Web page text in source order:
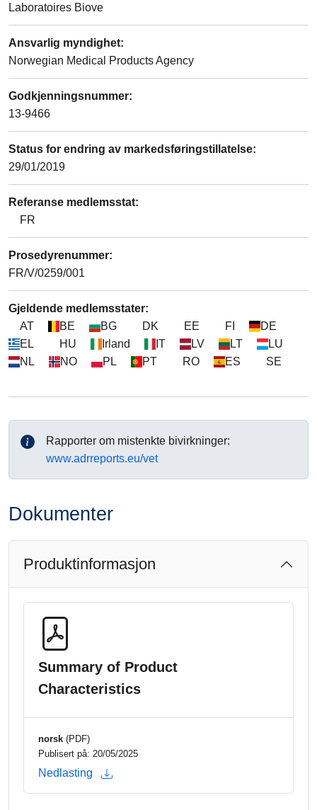
Laboratoires Biove
Ansvarlig myndighet:
Norwegian Medical Products Agency
Godkjenningsnummer:
13-9466
Status for endring av markedsføringstillatelse:
29/01/2019
Referanse medlemsstat:
FR
Prosedyrenummer:
FR/V/0259/001
Gjeldende medlemsstater:
AT
BE BG DK EE FI
DE
EL
HU Irland IT LV LT
LU
NL
NO PL PT RO ES SE
Rapporter om mistenkte bivirkninger:
www.adrreports.eu/vet
Dokumenter
Produktinformasjon
Summary of Product
Characteristics
norsk (PDF)
Publisert på: 20/05/2025
Nedlasting